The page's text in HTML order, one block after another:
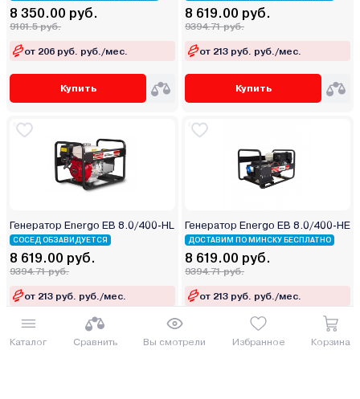
Каталог Сравнить Вы смотрели Избранное Корзина
8 350.00 руб.
9101.5 руб.
от 206 руб. руб./мес.
Купить
8 619.00 руб.
9394.71 руб.
от 213 руб. руб./мес.
Купить
Генератор Energo EB 8.0/400-HL
СОСЕД ОБЗАВИДУЕТСЯ
8 619.00 руб.
9394.71 руб.
от 213 руб. руб./мес.
Купить
Генератор Energo EB 8.0/400-HE
ДОСТАВИМ ПО МИНСКУ БЕСПЛАТНО
8 619.00 руб.
9394.71 руб.
от 213 руб. руб./мес.
Купить